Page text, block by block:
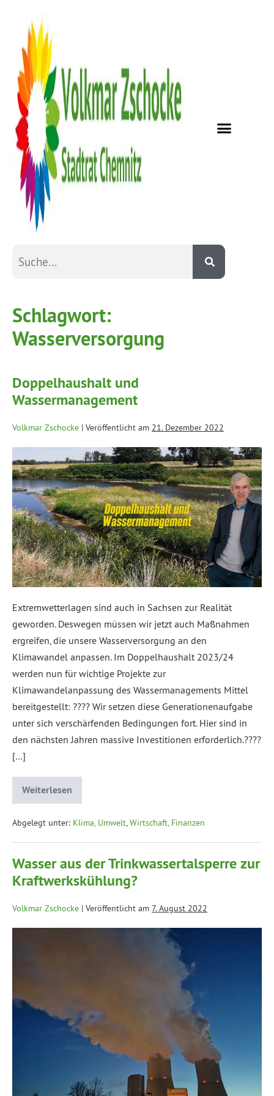
Schlagwort:
Wasserversorgung
Doppelhaushalt und
Wassermanagement
Volkmar Zschocke | Veröffentlicht am 21. Dezember 2022
Extremwetterlagen sind auch in Sachsen zur Realität
geworden. Deswegen müssen wir jetzt auch Maßnahmen
ergreifen, die unsere Wasserversorgung an den
Klimawandel anpassen. Im Doppelhaushalt 2023/24
werden nun für wichtige Projekte zur
Klimawandelanpassung des Wassermanagements Mittel
bereitgestellt: ???? Wir setzen diese Generationenaufgabe
unter sich verschärfenden Bedingungen fort. Hier sind in
den nächsten Jahren massive Investitionen erforderlich.????
[…]
Weiterlesen
Abgelegt unter: Klima, Umwelt,Wirtschaft, Finanzen
Wasser aus der Trinkwassertalsperre zur
Kraftwerkskühlung?
Volkmar Zschocke | Veröffentlicht am 7. August 2022